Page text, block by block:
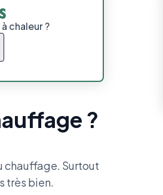
chaleur ?
?
chauffage. Surtout
très bien.